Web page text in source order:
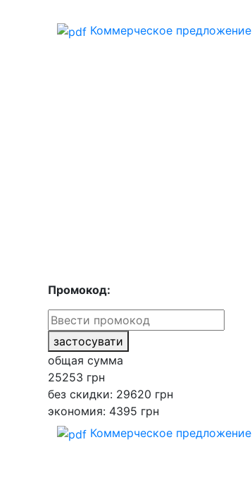
Коммерческое предложение
Промокод:
застосувати
общая сумма
25253 грн
без скидки: 29620 грн
экономия: 4395 грн
Коммерческое предложение